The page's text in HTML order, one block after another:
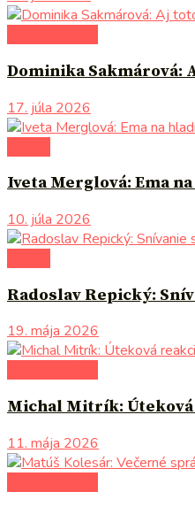
Dominika Sakmárová:
17. júla 2026
Iveta Merglová: Ema
10. júla 2026
Radoslav Repický:
19. mája 2026
Michal Mitrík:
11. mája 2026